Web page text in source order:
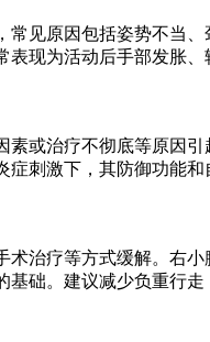
见原因包括姿势不当
现为活动后手部发胀
或治疗不彻底等原因
刺激下，其防御功能
治疗等方式缓解。右
础。建议减少负重行